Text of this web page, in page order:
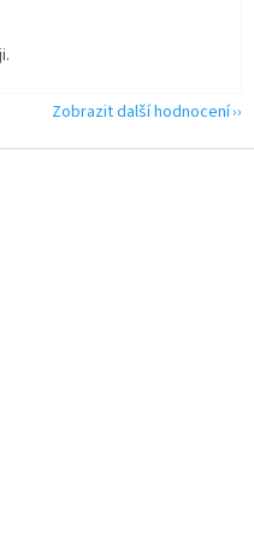
5 z 5 hvězdiček.
Zobrazit další hodnocení